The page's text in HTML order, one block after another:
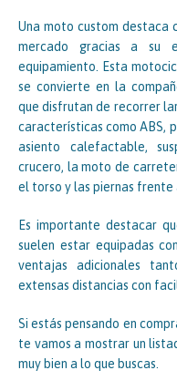
Una moto custom destaca
mercado gracias a su
equipamiento. Esta
se convierte en la
que disfrutan de recorrer
características como ABS,
asiento calefactable,
crucero, la moto de
el torso y las piernas frente
Es importante destacar
suelen estar equipadas
ventajas adicionales
extensas distancias con
Si estás pensando en
te vamos a mostrar un
muy bien a lo que buscas.